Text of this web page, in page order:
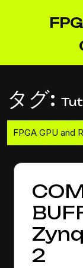
タグ:
FPGA GPU and
2